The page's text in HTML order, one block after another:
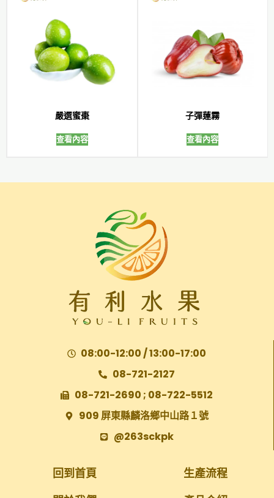
嚴選蜜棗
查看內容
子彈蓮霧
查看內容
08:00-12:00 / 13:00-17:00
08-721-2127
08-721-2690 ; 08-722-5512
909 屏東縣麟洛鄉中山路１號
@263sckpk
回到首頁
生產流程